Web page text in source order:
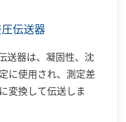
伝送器
送器は、凝固性、沈
に使用され、測定差
変換して伝送しま